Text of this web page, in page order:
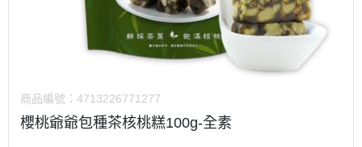
商品編號： 4713226771277
櫻桃爺爺包種茶核桃糕100g-全素